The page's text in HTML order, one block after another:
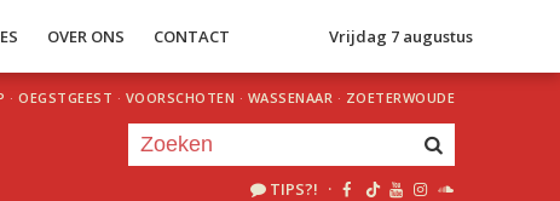
OVER ONS CONTACT Vrijdag 7 augustus
· OEGSTGEEST · VOORSCHOTEN · WASSENAAR · ZOETERWOUDE
TIPS?! ·